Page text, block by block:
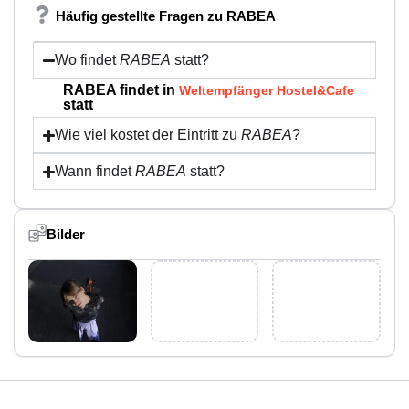
Häufig gestellte Fragen zu RABEA
Wo findetRABEA statt?
RABEA findet in Weltempfänger Hostel&Cafe
statt
Wie viel kostet der Eintritt zuRABEA?
Wann findetRABEA statt?
Bilder